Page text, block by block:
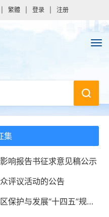
繁體 登录 注册
集
响报告书征求意见稿公示
评议活动的公告
《武汉市东湖生态旅游风景区保护与发展“十四五”规划（征求意见稿）》的公示